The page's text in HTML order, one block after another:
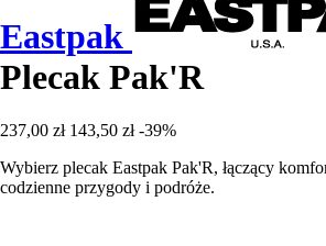
Eastpak
Plecak Pak'R
237,00 zł 143,50 zł -39%
Wybierz plecak Eastpak Pak'R, łączący
codzienne przygody i podróże.